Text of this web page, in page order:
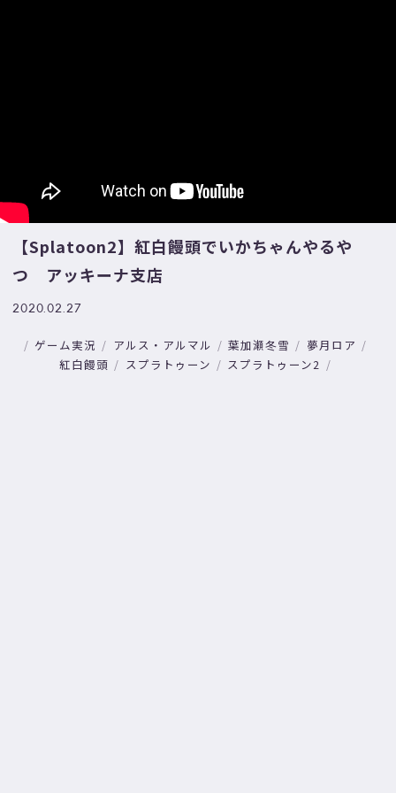
【Splatoon2】紅白饅頭でいかちゃんやるや
つ アッキーナ支店
2020.02.27
ゲーム実況 アルス・アルマル 葉加瀬冬雪
夢月ロア
紅白饅頭
スプラトゥーン スプラトゥーン2